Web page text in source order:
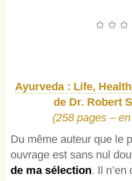
✩ ✩ ✩
Ayurveda : Life,
de Dr. Robert
(258 pages –
Du même auteur que le
ouvrage est sans nul
de ma sélection. Il